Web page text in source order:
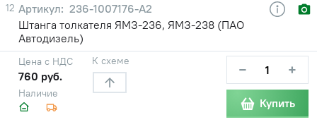
12
236-1007176-А2
Штанга толкателя ЯМЗ-236, ЯМЗ-238 (ПАО
Автодизель)
Наличие
Цена с НДС
760 руб.
К схеме − +
Купить